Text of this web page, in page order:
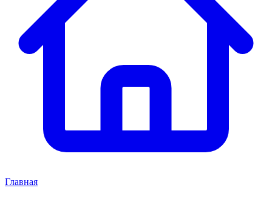
Главная